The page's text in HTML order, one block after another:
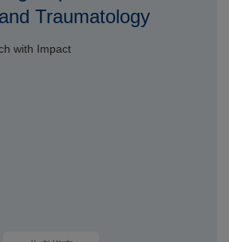
Traumatology
with Impact